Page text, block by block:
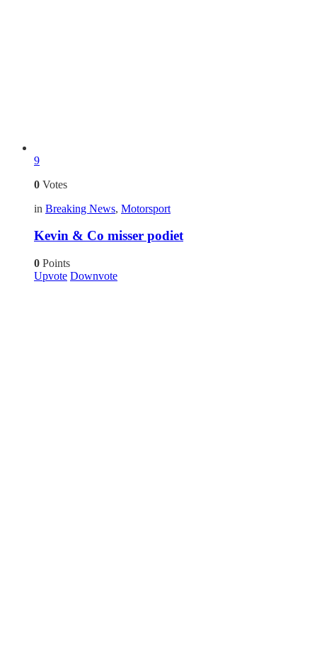
9
0 Votes
in Breaking News, Motorsport
Kevin & Co misser podiet
0 Points
Upvote Downvote